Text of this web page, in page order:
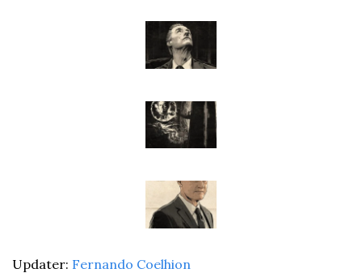
Updater: Fernando Coelhion